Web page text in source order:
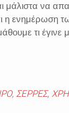
μάλιστα να
η ενημέρωση
τι έγινε
, ΣΕΡΡΕΣ,